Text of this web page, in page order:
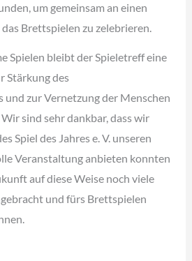
um gemeinsam an einen
Brettspielen zu zelebrieren.
Spielen bleibt der Spieletreff eine
Stärkung des
und zur Vernetzung der Menschen
sind sehr dankbar, dass wir
Spiel des Jahres e. V. unseren
Veranstaltung anbieten konnten
auf diese Weise noch viele
und fürs Brettspielen